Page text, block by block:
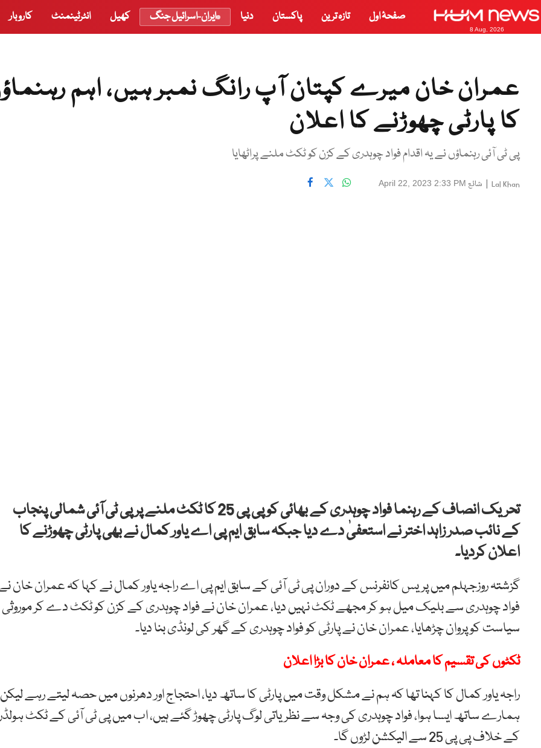
8 Aug, 2026
صفحۂ اول تازہ ترین پاکستان دنیا ایران-اسرائیل جنگ کھیل انٹرٹینمنٹ کاروبار
عمران خان میرے کپتان آپ رانگ نمبر ہیں، اہم
کا پارٹی چھوڑنے کا اعلان
پی ٹی آئی رہنماؤں نے یہ اقدام فواد چوہدری کے کزن کو ٹکٹ ملنے پراٹھایا
Lal Khan
| شائع April 22, 2023 2:33 PM
تحریک انصاف کے رہنما فواد چوہدری کے بھائی کو پی پی 25 کا ٹکٹ ملنے پر پی ٹی آئی شمالی پنجاب
کے نائب صدر زاہد اختر نے استعفیٰ دے دیا جبکہ سابق ایم پی اے یاور کمال نے بھی پارٹی چھوڑنے کا
اعلان کردیا۔
گزشتہ روزجہلم میں پریس کانفرنس کے دوران پی ٹی آئی کے سابق ایم پی اے راجہ یاور کمال نے کہا کہ عمران خان
فواد چوہدری سے بلیک میل ہو کر مجھے ٹکٹ نہیں دیا، عمران خان نے فواد چوہدری کے کزن کو ٹکٹ دے کر موروثی
سیاست کو پروان چڑھایا، عمران خان نے پارٹی کو فواد چوہدری کے گھر کی لونڈی بنا دیا۔
ٹکٹوں کی تقسیم کا معاملہ ، عمران خان کا بڑا اعلان
راجہ یاور کمال کا کہنا تھا کہ ہم نے مشکل وقت میں پارٹی کا ساتھ دیا، احتجاج اور دھرنوں میں حصہ لیتے رہے لیکن
ہمارے ساتھ ایسا ہوا، فواد چوہدری کی وجہ سے نظریاتی لوگ پارٹی چھوڑ گئے ہیں، اب میں پی ٹی آئی کے ٹکٹ
کے خلاف پی پی 25 سے الیکشن لڑوں گا۔